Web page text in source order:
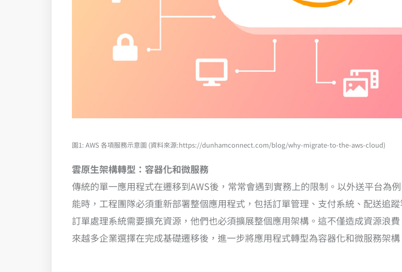
圖1: AWS 各項服務示意圖 (資料來源:https://dunhamconnect.com/blog/why-migrate-to-the-aws-cloud)
雲原生架構轉型：容器化和微服務
傳統的單一應用程式在遷移到AWS後，常常會遇到實務上的限制。以外送平台為
能時，工程團隊必須重新部署整個應用程式，包括訂單管理、支付系統、配送追
訂單處理系統需要擴充資源，他們也必須擴展整個應用架構。這不僅造成資源浪
來越多企業選擇在完成基礎遷移後，進一步將應用程式轉型為容器化和微服務架構